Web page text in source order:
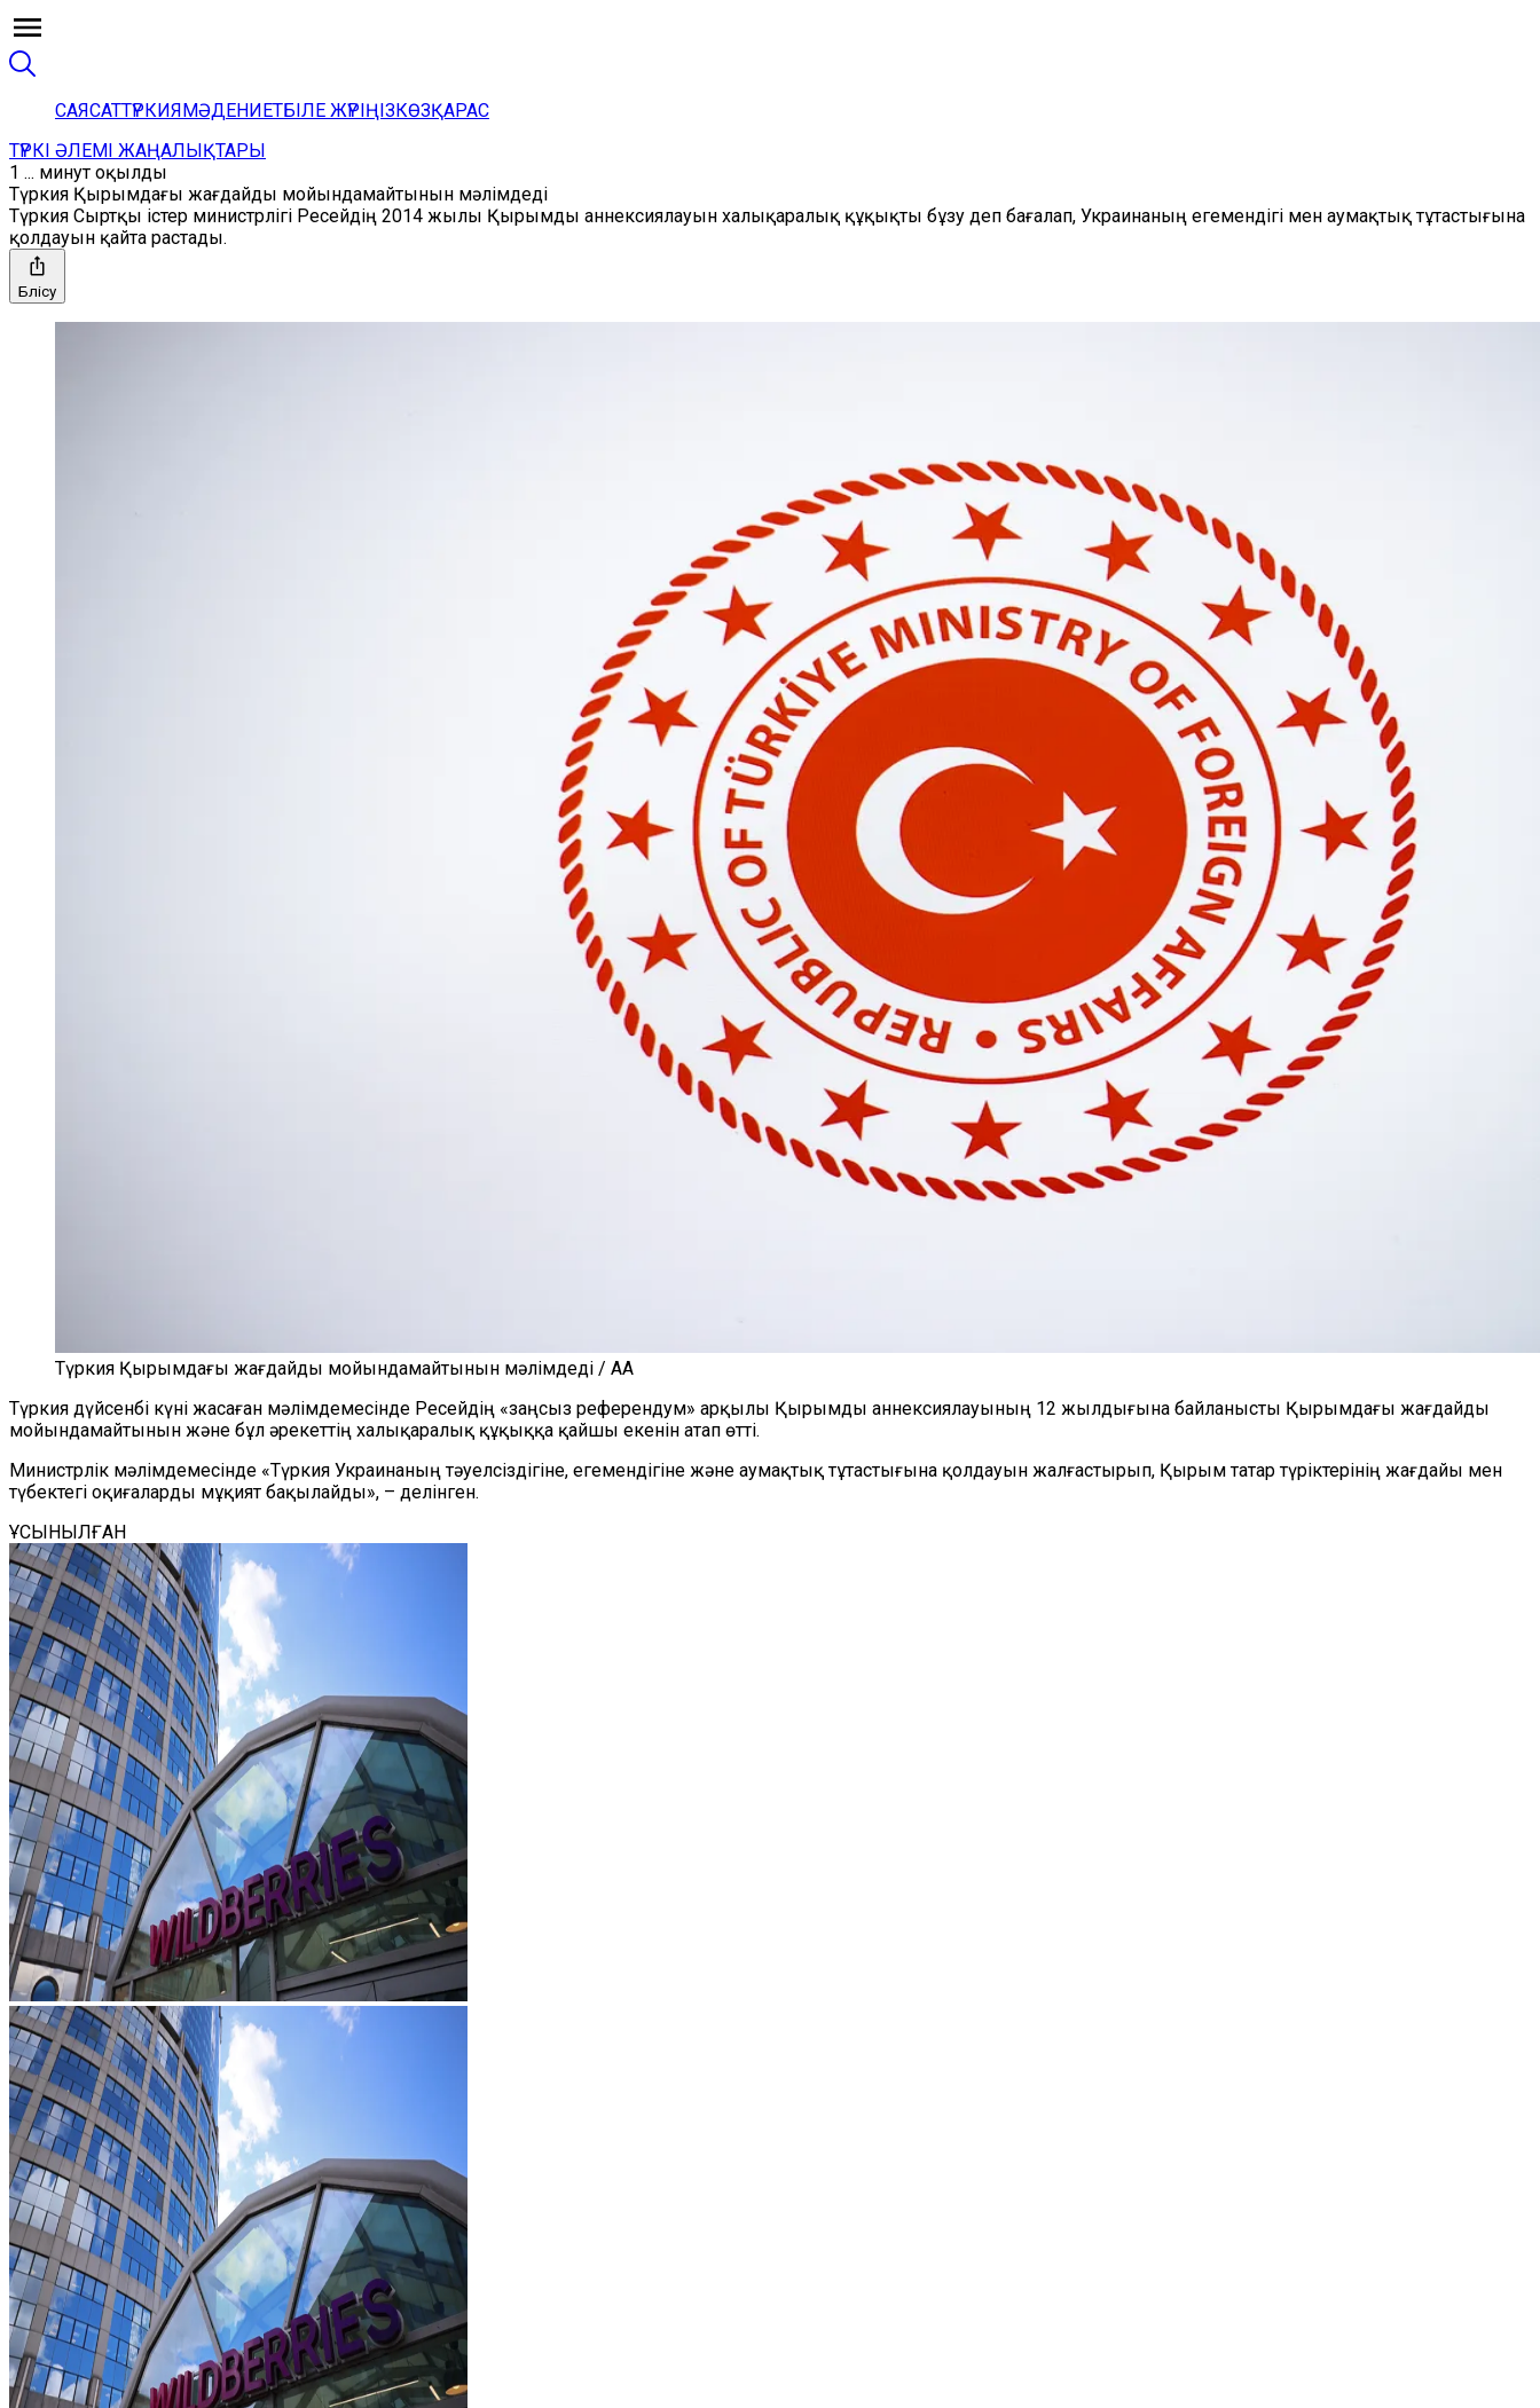
САЯСАТТҮРКИЯМӘДЕНИЕТБІЛЕ ЖҮРІҢІЗКӨЗҚАРАС
ТҮРКІ ӘЛЕМІ ЖАҢАЛЫҚТАРЫ
1 ... минут оқылды
Түркия Қырымдағы жағдайды мойындамайтынын мәлімдеді
Түркия Сыртқы істер министрлігі Ресейдің 2014 жылы Қырымды аннексиялауын халықаралық құқықты бұзу деп бағалап, Украинаның егемендігі мен аумақтық тұтастығына
қолдауын қайта растады.
Бөлісу
Түркия Қырымдағы жағдайды мойындамайтынын мәлімдеді / AA
Түркия дүйсенбі күні жасаған мәлімдемесінде Ресейдің «заңсыз референдум» арқылы Қырымды аннексиялауының 12 жылдығына байланысты Қырымдағы жағдайды
мойындамайтынын және бұл әрекеттің халықаралық құқыққа қайшы екенін атап өтті.
Министрлік мәлімдемесінде «Түркия Украинаның тәуелсіздігіне, егемендігіне және аумақтық тұтастығына қолдауын жалғастырып, Қырым татар түріктерінің жағдайы мен
түбектегі оқиғаларды мұқият бақылайды», – делінген.
ҰСЫНЫЛҒАН